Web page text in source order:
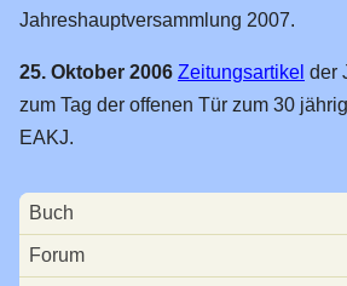
Jahreshauptversammlung 2007.
25. Oktober 2006 Zeitungsartikel der
zum Tag der offenen Tür zum 30
EAKJ.
Navigation
überspringen
Buch
Forum